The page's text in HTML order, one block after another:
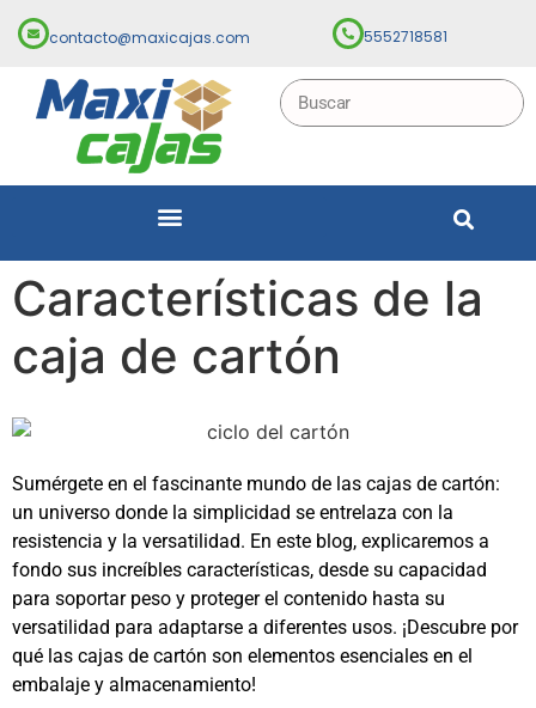
contacto@maxicajas.com 5552718581
Características de la
caja de cartón
Sumérgete en el fascinante mundo de las cajas de cartón:
un universo donde la simplicidad se entrelaza con la
resistencia y la versatilidad. En este blog, explicaremos a
fondo sus increíbles características, desde su capacidad
para soportar peso y proteger el contenido hasta su
versatilidad para adaptarse a diferentes usos. ¡Descubre por
qué las cajas de cartón son elementos esenciales en el
embalaje y almacenamiento!